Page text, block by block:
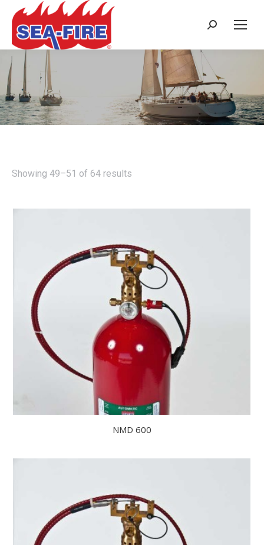
Search:
NMD SERIES - MANUAL ONLY -
3.5M³ TO 51M³
Showing 49–51 of 64 results
NMD 600